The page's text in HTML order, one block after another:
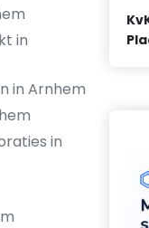
in
in Arnhem
in